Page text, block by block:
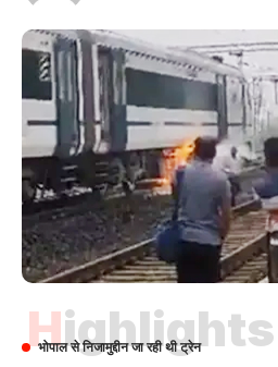
Highlights
भोपाल से निजामुद्दीन जा रही थी ट्रेन